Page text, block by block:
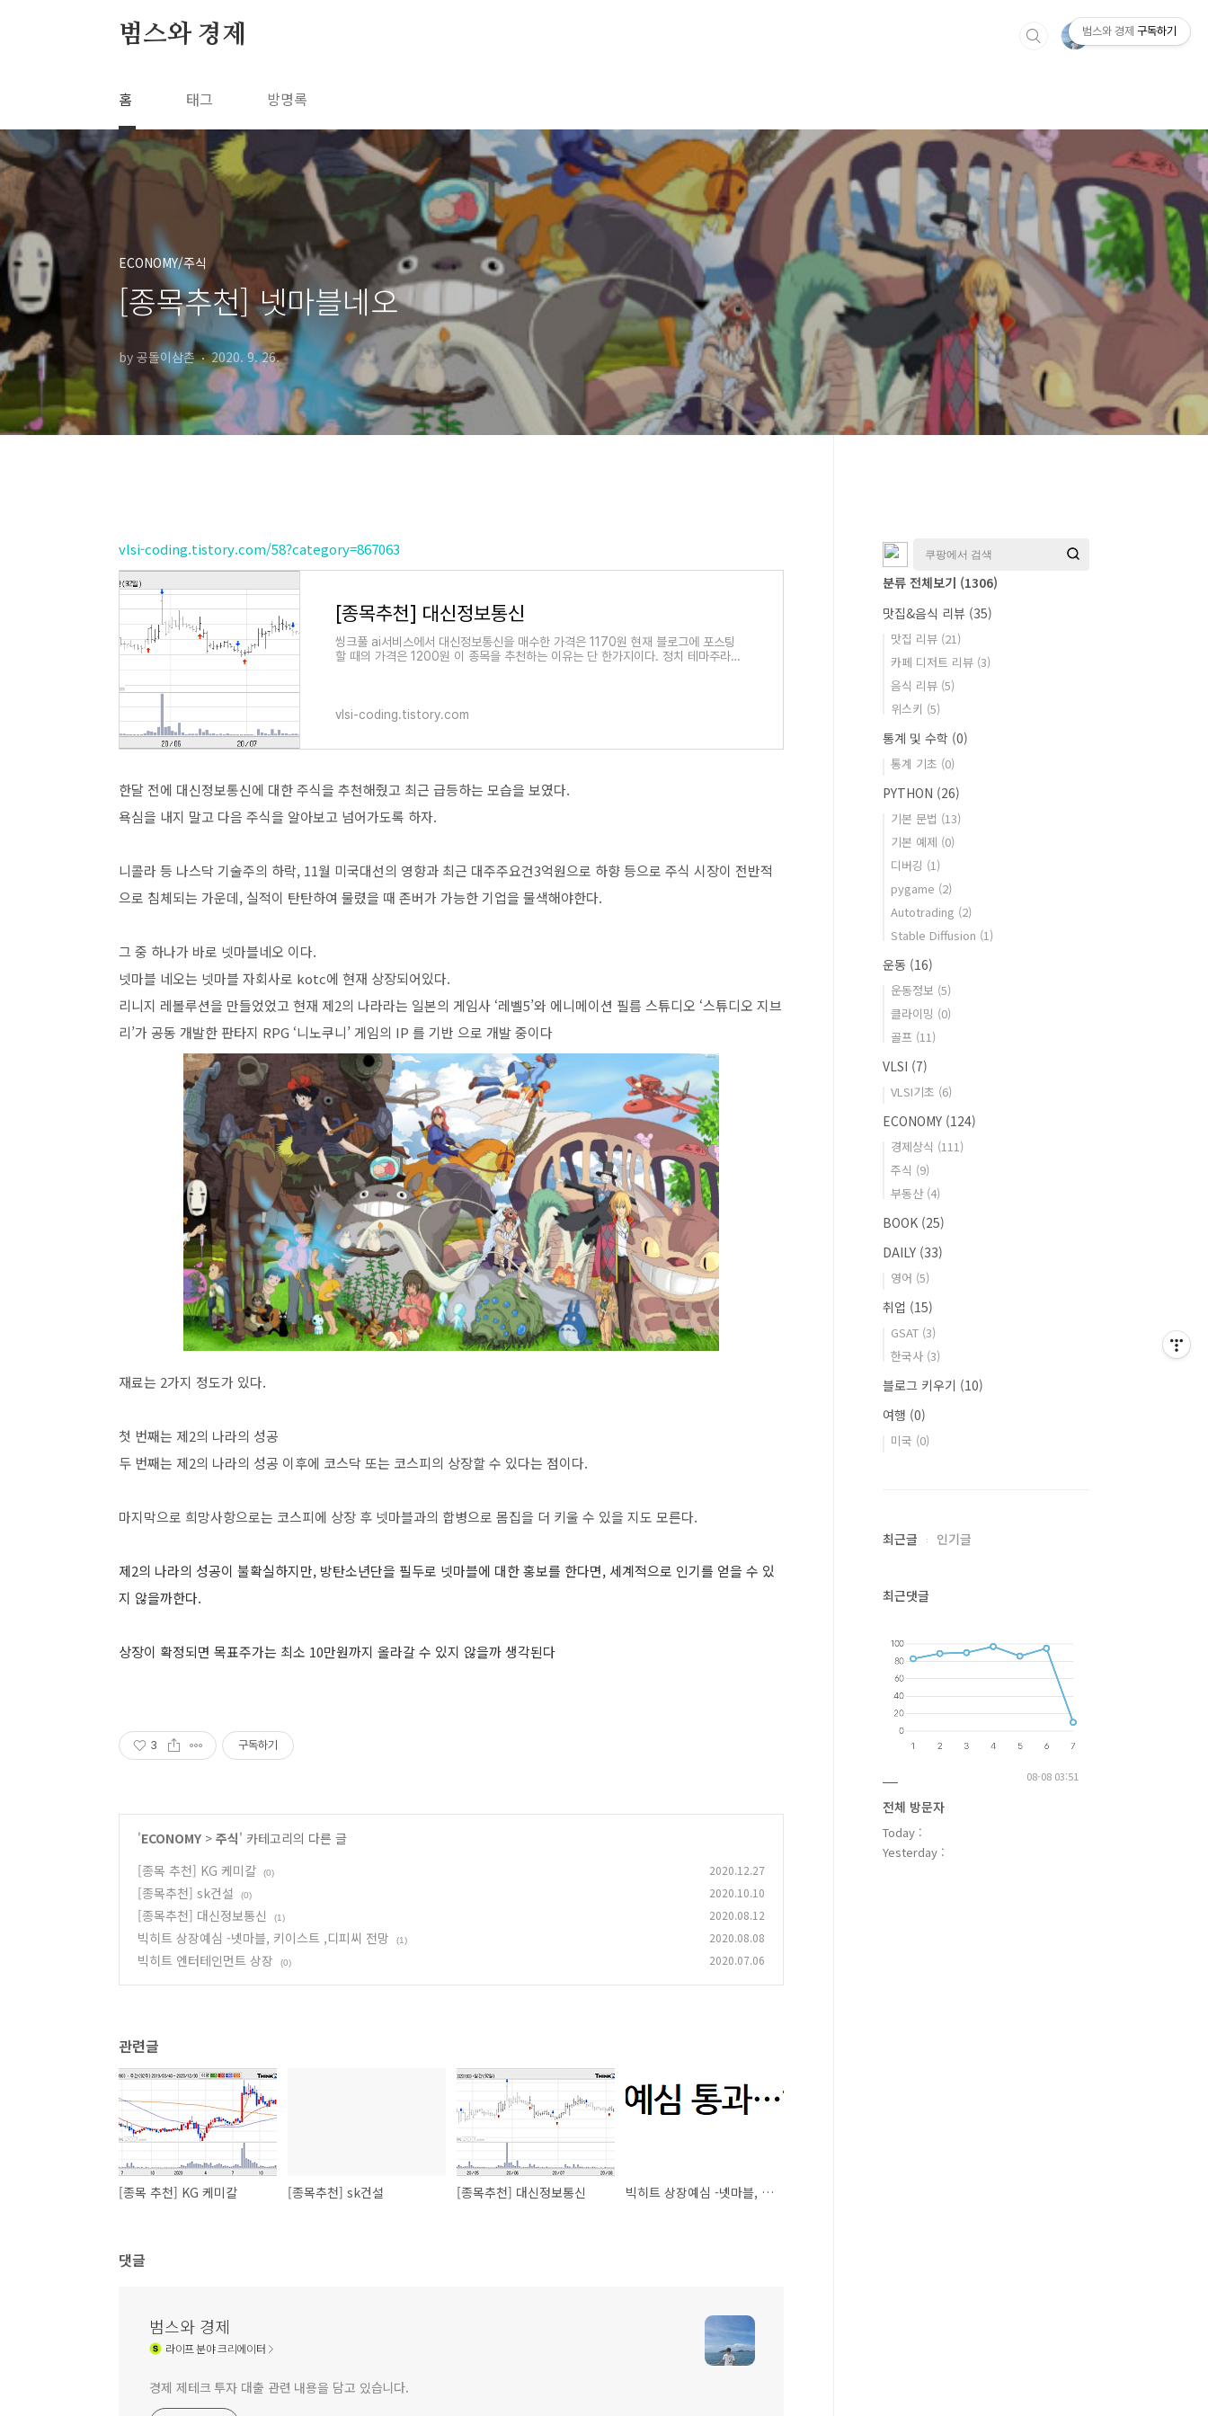
범스와 경제
홈 태그 방명록
ECONOMY/주식
[종목추천] 넷마블네오
by 공돌이삼촌 2020. 9. 26.
vlsi-coding.tistory.com/58?category=867063
[종목추천] 대신정보통신
씽크풀 ai서비스에서 대신정보통신을 매수한 가격은 1170원 현재 블로그에 포스팅
할 때의 가격은 1200원 이 종목을 추천하는 이유는 단 한가지이다. 정치 테마주라는
vlsi-coding.tistory.com
한달 전에 대신정보통신에 대한 주식을 추천해줬고 최근 급등하는 모습을 보였다.
욕심을 내지 말고 다음 주식을 알아보고 넘어가도록 하자.
니콜라 등 나스닥 기술주의 하락, 11월 미국대선의 영향과 최근 대주주요건3억원으로 하향 등으로 주식 시장이 전반적
으로 침체되는 가운데, 실적이 탄탄하여 물렸을 때 존버가 가능한 기업을 물색해야한다.
그 중 하나가 바로 넷마블네오 이다.
넷마블 네오는 넷마블 자회사로 kotc에 현재 상장되어있다.
리니지 레볼루션을 만들었었고 현재 제2의 나라라는 일본의 게임사 ‘레벨5’와 에니메이션 필름 스튜디오 ‘스튜디오 지브
리’가 공동 개발한 판타지 RPG ‘니노쿠니’ 게임의 IP 를 기반 으로 개발 중이다
재료는 2가지 정도가 있다.
첫 번째는 제2의 나라의 성공
두 번째는 제2의 나라의 성공 이후에 코스닥 또는 코스피의 상장할 수 있다는 점이다.
마지막으로 희망사항으로는 코스피에 상장 후 넷마블과의 합병으로 몸집을 더 키울 수 있을 지도 모른다.
제2의 나라의 성공이 불확실하지만, 방탄소년단을 필두로 넷마블에 대한 홍보를 한다면, 세계적으로 인기를 얻을 수 있
지 않을까한다.
상장이 확정되면 목표주가는 최소 10만원까지 올라갈 수 있지 않을까 생각된다
3 구독하기
'ECONOMY > 주식' 카테고리의 다른 글
[종목 추천] KG 케미칼
(0) 2020.12.27
[종목추천] sk건설 (0) 2020.10.10
[종목추천] 대신정보통신 (1) 2020.08.12
빅히트 상장예심 -넷마블, 키이스트 ,디피씨 전망 (1) 2020.08.08
빅히트 엔터테인먼트 상장 (0) 2020.07.06
관련글
[종목 추천] KG 케미칼 [종목추천] sk건설 [종목추천] 대신정보통신 빅히트 상장예심 -넷마블, 키이스트 ,디피씨 전망
댓글
범스와 경제
라이프분야 크리에이터
경제 제테크 투자 대출 관련 내용을 담고 있습니다.
분류 전체보기 (1306)
맛집&음식 리뷰 (35)
맛집 리뷰 (21)
카페 디저트 리뷰 (3)
음식 리뷰 (5)
위스키 (5)
통계 및 수학 (0)
통계 기초 (0)
PYTHON (26)
기본 문법 (13)
기본 예제 (0)
디버깅 (1)
pygame (2)
Autotrading (2)
Stable Diffusion (1)
운동 (16)
운동정보 (5)
클라이밍 (0)
골프 (11)
VLSI (7)
VLSI기초 (6)
ECONOMY (124)
경제상식 (111)
주식 (9)
부동산 (4)
BOOK (25)
DAILY (33)
영어 (5)
취업 (15)
GSAT (3)
한국사 (3)
블로그 키우기 (10)
여행 (0)
미국 (0)
최근글 인기글
최근댓글
08-08 03:51
전체 방문자
Today :
Yesterday :
범스와 경제 구독하기